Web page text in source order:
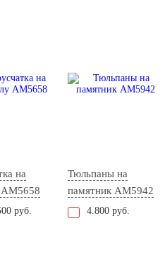
на
руб.
Тюльпаны на
памятник AM5942
4.800 руб.